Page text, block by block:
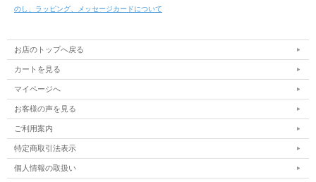
のし、ラッピング、メッセージカードについて
お店のトップへ戻る
カートを見る
マイページへ
お客様の声を見る
ご利用案内
特定商取引法表示
個人情報の取扱い